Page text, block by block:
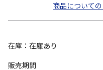
商品について
在庫
在庫あり
販売期間